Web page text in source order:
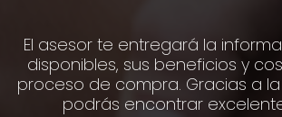
El asesor te entregará la
disponibles, sus beneficios y
proceso de compra. Gracias a
podrás encontrar